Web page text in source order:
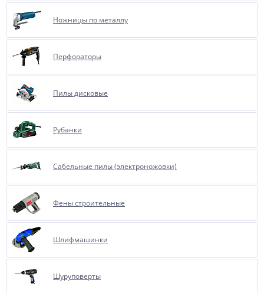
Ножницы по металлу
Перфораторы
Пилы дисковые
Рубанки
Сабельные пилы (электроножовки)
Фены строительные
Шлифмашинки
Шуруповерты